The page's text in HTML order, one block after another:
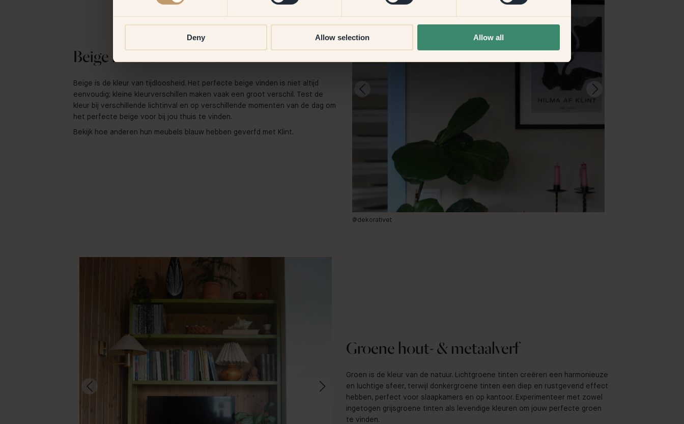
Deny Allow selection Allow all
Beige hout- & metaalverf
Beige is de kleur van tijdloosheid. Het perfecte beige vinden is niet altijd
eenvoudig; kleine kleurverschillen maken vaak een groot verschil. Test de
kleur bij verschillende lichtinval en op verschillende momenten van de dag om
het perfecte beige voor bij jou thuis te vinden.
Bekijk hoe anderen hun meubels blauw hebben geverfd met Klint.
@dekorativet
Groene hout- & metaalverf
Groen is de kleur van de natuur. Lichtgroene tinten creëren een harmonieuze
en luchtige sfeer, terwijl donkergroene tinten een diep en rustgevend effect
hebben, perfect voor slaapkamers en op kantoor. Experimenteer met zowel
ingetogen grijsgroene tinten als levendige kleuren om jouw perfecte groen
te vinden.